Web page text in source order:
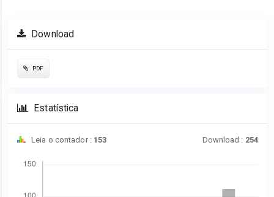
Download
PDF
Estatística
Leia o contador : 153 Download : 254